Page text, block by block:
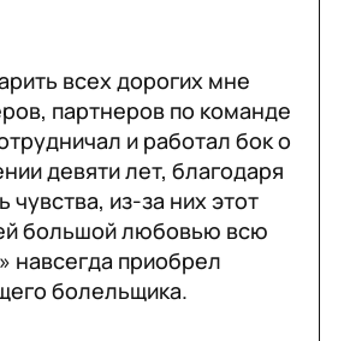
всех дорогих мне
партнеров по команде
и работал бок о
девяти лет, благодаря
чувства, из-за них этот
большой любовью всю
навсегда приобрел
болельщика.